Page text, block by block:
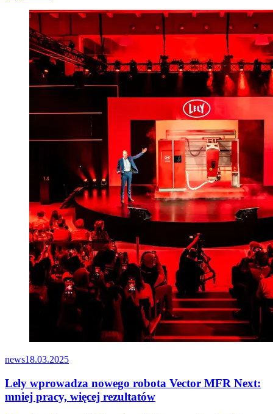
news18.03.2025
Lely wprowadza nowego robota Vector MFR Next:
mniej pracy, więcej rezultatów